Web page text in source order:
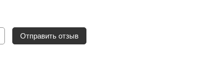
Отправить отзыв